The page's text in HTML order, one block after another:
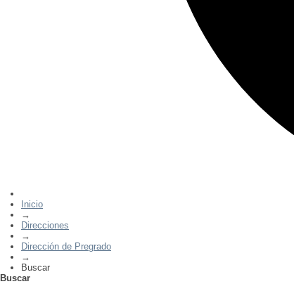
Inicio
→
Direcciones
→
Dirección de Pregrado
→
Buscar
Buscar